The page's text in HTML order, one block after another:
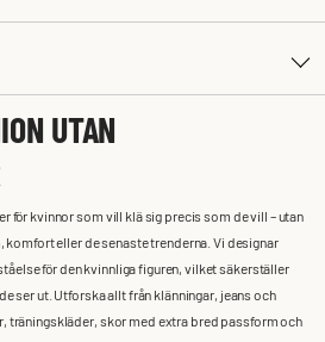
UTAN
för kvinnor som vill klä sig precis som de vill – utan
eller de senaste trenderna. Vi designar
för den kvinnliga figuren, vilket säkerställer
ser ut. Utforska allt från klänningar, jeans och
träningskläder, skor med extra bred passform och